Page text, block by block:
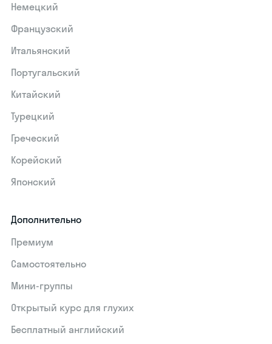
Немецкий
Французский
Итальянский
Португальский
Китайский
Турецкий
Греческий
Корейский
Японский
Дополнительно
Премиум
Самостоятельно
Мини-группы
Открытый курс для глухих
Бесплатный английский